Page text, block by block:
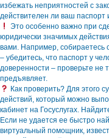
избежать неприятностей с
действителен ли ваш паспорт
Это особенно важно при
юридически значимых
вами. Например, собираетесь
– убедитесь, что паспорт у
доверенности – проверьте не
предъявляет.
Как проверить? Для этого
действий, который можно
кабинет на Госуслугах.
Если не удается ее быстро
виртуальный помощник,